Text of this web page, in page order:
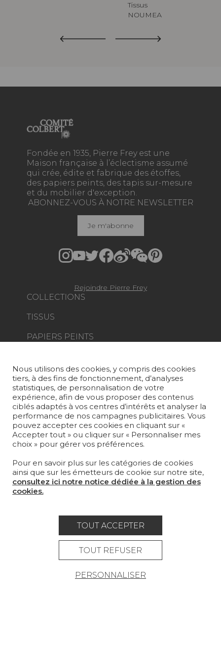
Tissus
NOUMEA
Fondée en 1935, Pierre Frey est une
Maison française à l’éclectisme assumé
qui crée, édite et fabrique des étoffes,
des papiers peints, des tapis sur-mesure
et du mobilier d'exception.
COLLECTIONS
TISSUS
PAPIERS PEINTS
MOBILIER
PROJETS
SUR-MESURE
MAGAZINE
LA MAISON
OÙ NOUS TROUVER ?
ABONNEZ-VOUS À NOTRE NEWSLETTER
Je m'abonne
Rejoindre Pierre Frey
Carrière Contact
Lexique
Mentions légales
données
Nous utilisons des cookies, y compris des cookies
tiers, à des fins de fonctionnement, d’analyses
statistiques, de personnalisation de votre
expérience, afin de vous proposer des contenus
ciblés adaptés à vos centres d’intérêts et analyser la
performance de nos campagnes publicitaires. Vous
pouvez accepter ces cookies en cliquant sur «
Accepter tout » ou cliquer sur « Personnaliser mes
choix » pour gérer vos préférences.
Pour en savoir plus sur les catégories de cookies
ainsi que sur les émetteurs de cookie sur notre site,
consultez ici notre notice dédiée à la gestion des
cookies.
TOUT ACCEPTER
TOUT REFUSER
PERSONNALISER